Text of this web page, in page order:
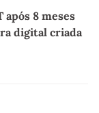
após 8 meses
digital criada